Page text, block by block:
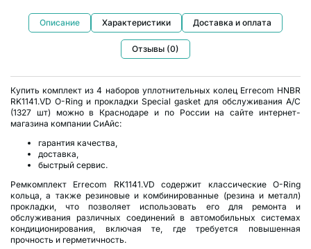
Описание Характеристики Доставка и оплата
Отзывы (0)
Купить комплект из 4 наборов уплотнительных колец Errecom HNBR
RK1141.VD O-Ring и прокладки Special gasket для обслуживания А/С
(1327 шт) можно в Краснодаре и по России на сайте интернет-
магазина компании СиАйс:
гарантия качества,
доставка,
быстрый сервис.
Ремкомплект Errecom RK1141.VD содержит классические O-Ring
кольца, а также резиновые и комбинированные (резина и металл)
прокладки, что позволяет использовать его для ремонта и
обслуживания различных соединений в автомобильных системах
кондиционирования, включая те, где требуется повышенная
прочность и герметичность.